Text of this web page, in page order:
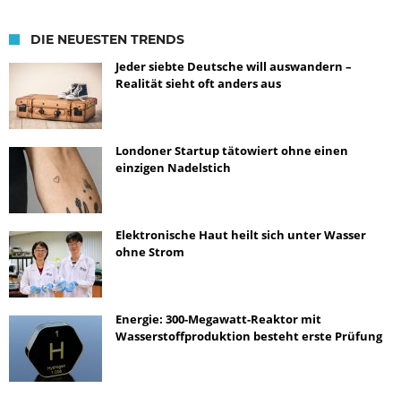
DIE NEUESTEN TRENDS
Jeder siebte Deutsche will auswandern –
Realität sieht oft anders aus
Londoner Startup tätowiert ohne einen
einzigen Nadelstich
Elektronische Haut heilt sich unter Wasser
ohne Strom
Energie: 300-Megawatt-Reaktor mit
Wasserstoffproduktion besteht erste Prüfung